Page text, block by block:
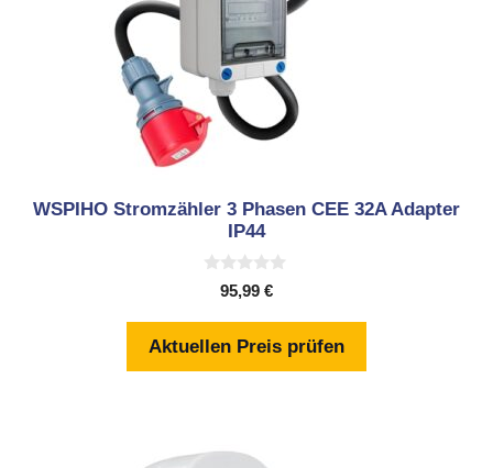
WSPIHO Stromzähler 3 Phasen CEE 32A Adapter
IP44
5
95,99 €
Aktuellen Preis prüfen